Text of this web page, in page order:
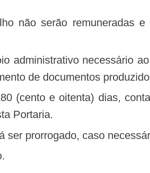
de documentos
Portaria.
ser prorrogado, caso